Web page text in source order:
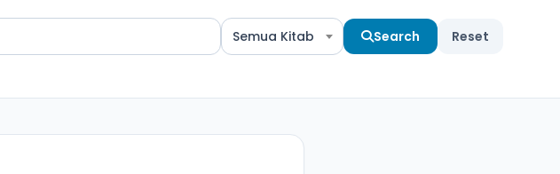
Semua Kitab Search Reset